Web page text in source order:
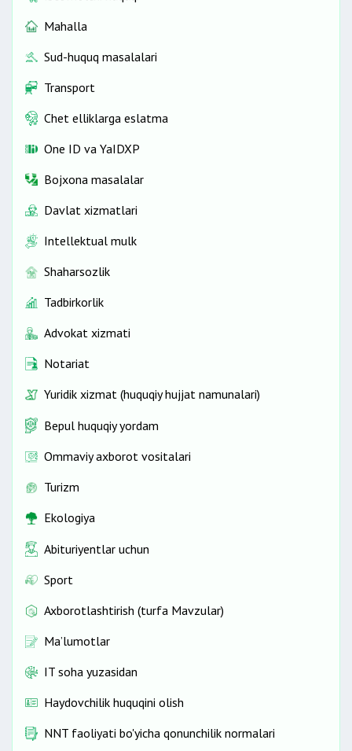
Mahalla
Sud-huquq masalalari
Transport
Chet elliklarga eslatma
One ID vа YaIDXP
Bojxona masalalar
Davlat xizmatlari
Intellektual mulk
Shaharsozlik
Tadbirkorlik
Advokat xizmati
Notariat
Yuridik xizmat (huquqiy hujjat namunalari)
Bepul huquqiy yordam
Ommaviy axborot vositalari
Turizm
Ekologiya
Abituriyentlar uchun
Sport
Axborotlashtirish (turfa Mavzular)
Ma’lumotlar
IT soha yuzasidan
Haydovchilik huquqini olish
NNT faoliyati bo'yicha qonunchilik normalari